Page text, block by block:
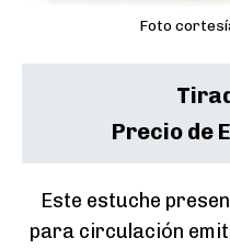
Foto
Precio de
Este estuche
para circulación